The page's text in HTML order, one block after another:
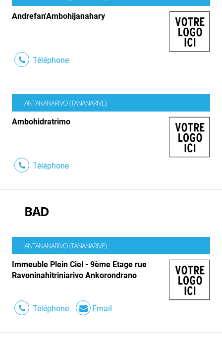
Andrefan'Ambohijanahary
Téléphone
ANTANANARIVO (TANANARIVE)
Ambohidratrimo
Téléphone
BAD
ANTANANARIVO (TANANARIVE)
Immeuble Plein Ciel - 9ème Etage rue
Ravoninahitriniarivo Ankorondrano
Téléphone Email